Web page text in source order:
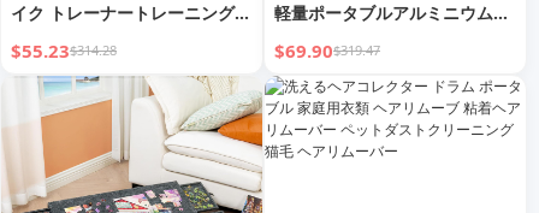
イク トレーナートレーニングプ
ラットフォーム
$55.23$314.28
軽量ポータブルアルミニウムフ
レーム アウトドアピクニックバ
ッグ
$69.90$319.47